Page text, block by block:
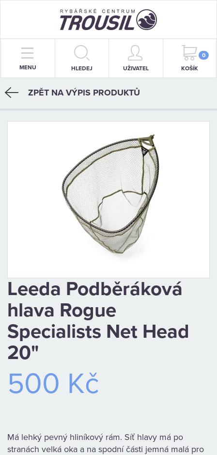
MENU HLEDEJ UŽIVATEL
0
KOŠÍK
PRUTY
NAVIJÁKY
BIŽUTERIE
SIGNALIZÁTORY
ÚLOVEK
TOP
O
NÁS
OBCHODNÍ
KAMENNÁ
ZPĚT NA VÝPIS PRODUKTŮ
Leeda Podběráková
hlava Rogue
Specialists Net Head
20"
500 Kč
Má lehký pevný hliníkový rám. Síť hlavy má po
stranách velká oka a na spodní části jemná malá pro